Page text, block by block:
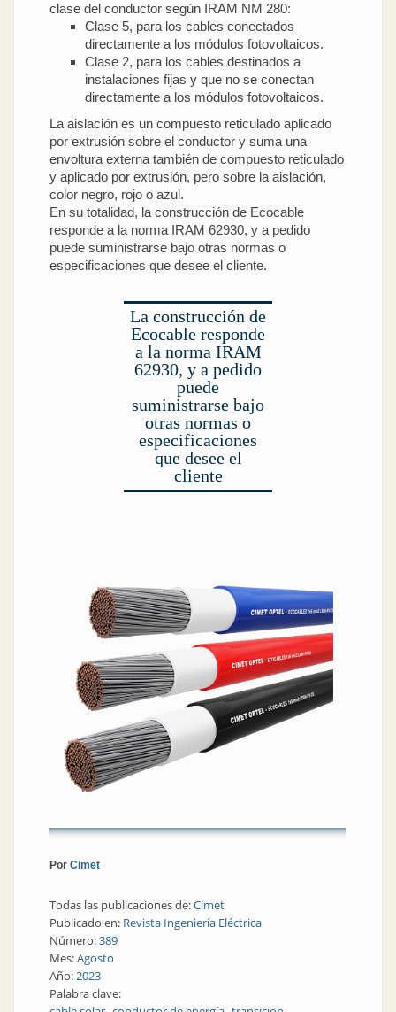
clase del conductor según IRAM NM 280:
Clase 5, para los cables conectados
directamente a los módulos fotovoltaicos.
Clase 2, para los cables destinados a
instalaciones fijas y que no se conectan
directamente a los módulos fotovoltaicos.
La aislación es un compuesto reticulado aplicado
por extrusión sobre el conductor y suma una
envoltura externa también de compuesto reticulado
y aplicado por extrusión, pero sobre la aislación,
color negro, rojo o azul.
En su totalidad, la construcción de Ecocable
responde a la norma IRAM 62930, y a pedido
puede suministrarse bajo otras normas o
especificaciones que desee el cliente.
La construcción de
Ecocable responde
a la norma IRAM
62930, y a pedido
puede
suministrarse bajo
otras normas o
especificaciones
que desee el
cliente
Por Cimet
Todas las publicaciones de:Cimet
Publicado en: Revista Ingeniería Eléctrica
Número:389
Mes:Agosto
Año:2023
Palabra clave: